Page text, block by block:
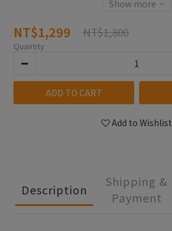
Show more
NT$1,299 NT$1,800
Quantity
ADD TO CART
Add to Wishlist
Description
Shipping &
Payment